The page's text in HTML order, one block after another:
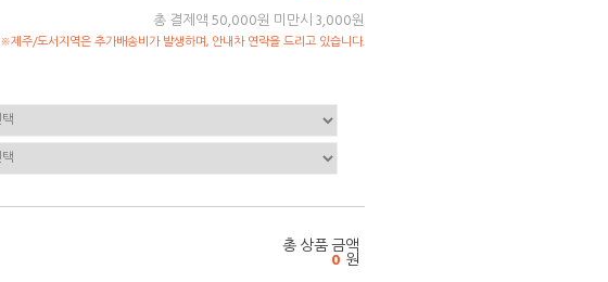
총 결제액 50,000원 미만시 3,000원
※제주/도서지역은 추가배송비가 발생하며, 안내차 연락을 드리고 있습니다.
총 상품 금액
0 원